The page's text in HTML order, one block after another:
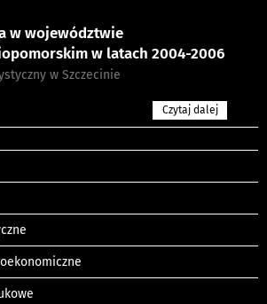
w województwie
w latach 2004-2006
w Szczecinie
Czytaj dalej